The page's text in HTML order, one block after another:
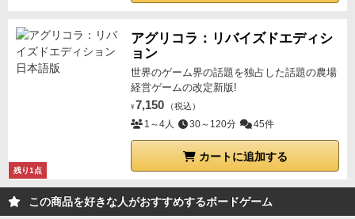
残り1点
アグリコラ：リバイズドエディシ
ョン
世界のゲーム界の話題を独占した話題の農場
経営ゲームの改定新版!
¥ 7,150 （税込）
1～4人 30～120分 45件
カートに追加する
この商品を好きな人がおすすめするボードゲーム